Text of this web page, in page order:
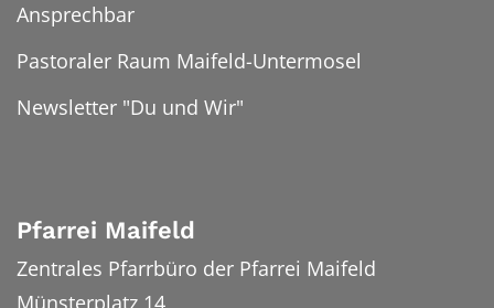
Ansprechbar
Pastoraler Raum Maifeld-Untermosel
Newsletter "Du und Wir"
Pfarrei Maifeld
Zentrales Pfarrbüro der Pfarrei Maifeld
Münsterplatz 14